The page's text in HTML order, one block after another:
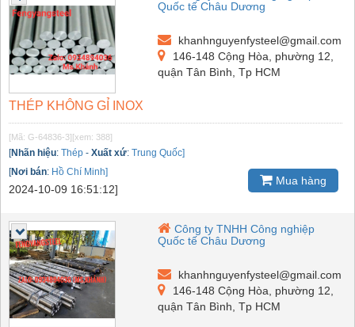
Quốc tế Châu Dương
khanhnguyenfysteel@gmail.com
146-148 Cộng Hòa, phường 12,
quận Tân Bình, Tp HCM
THÉP KHÔNG GỈ INOX
[Mã: G-64836-3] [xem: 388]
[Nhãn hiệu: Thép - Xuất xứ: Trung Quốc]
[Nơi bán: Hồ Chí Minh]
2024-10-09 16:51:12]
Mua hàng
Công ty TNHH Công nghiệp
Quốc tế Châu Dương
khanhnguyenfysteel@gmail.com
146-148 Cộng Hòa, phường 12,
quận Tân Bình, Tp HCM